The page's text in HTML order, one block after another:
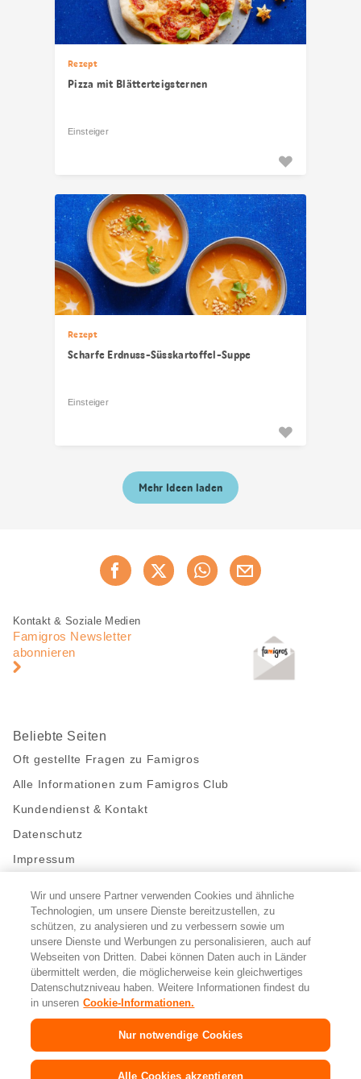
Rezept
Pizza mit Blätterteigsternen
Einsteiger
Rezept
Scharfe Erdnuss-Süsskartoffel-Suppe
Einsteiger
Mehr Ideen laden
Jetzt weiterempfehlen
Fusszeile
Fusszeile
Navigation
Kontakt & Soziale Medien
Famigros Newsletter
abonnieren
Beliebte Seiten
Oft gestellte Fragen zu Famigros
Alle Informationen zum Famigros Club
Kundendienst & Kontakt
Datenschutz
Impressum
Bleibe mit uns in Kontakt
Facebook
https://twitter.com/migros
https://www.youtube.com/user/
PinterestInstagram
Cookie-Einstellungen
FR IT
Wir und unsere Partner verwenden Cookies und ähnliche
Technologien, um unsere Dienste bereitzustellen, zu
schützen, zu analysieren und zu verbessern sowie um
unsere Dienste und Werbungen zu personalisieren, auch auf
Webseiten von Dritten. Dabei können Daten auch in Länder
übermittelt werden, die möglicherweise kein gleichwertiges
Datenschutzniveau haben. Weitere Informationen findest du
in unseren Cookie-Informationen.
Nur notwendige Cookies
Alle Cookies akzeptieren